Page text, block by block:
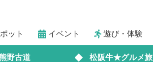
ット イベント 遊び・体験
野古道 松阪牛★グルメ旅